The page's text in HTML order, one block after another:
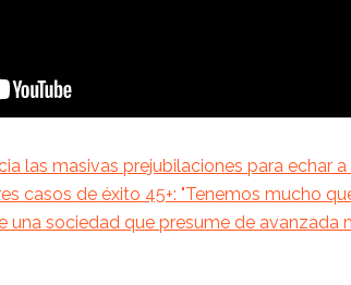
las masivas prejubilaciones para echar
casos de éxito 45+: "Tenemos mucho
una sociedad que presume de avanzada